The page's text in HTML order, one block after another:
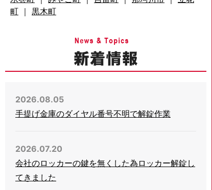
町 ｜ 黒木町
2026.08.05
手提げ金庫のダイヤル番号不明で解錠作業
2026.07.20
会社のロッカーの鍵を無くした為ロッカー解錠し
てきました